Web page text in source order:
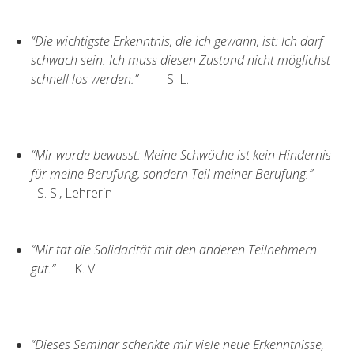
“Die wichtigste Erkenntnis, die ich gewann, ist: Ich darf
schwach sein. Ich muss diesen Zustand nicht möglichst
schnell los werden.”
S. L.
“Mir wurde bewusst: Meine Schwäche ist kein Hindernis
für meine Berufung, sondern Teil meiner Berufung.”
S. S., Lehrerin
“Mir tat die Solidarität mit den anderen Teilnehmern
gut.”
K. V.
“Dieses Seminar schenkte mir viele neue Erkenntnisse,